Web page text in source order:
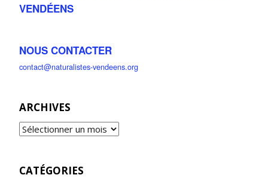
VENDÉENS
NOUS CONTACTER
contact@naturalistes-vendeens.org
ARCHIVES
CATÉGORIES